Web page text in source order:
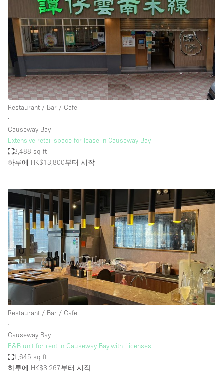
Restaurant / Bar / Cafe
∙
Causeway Bay
Extensive retail space for lease in Causeway Bay
3,488 sq ft
하루에 HK$13,800부터 시작
Restaurant / Bar / Cafe
∙
Causeway Bay
F&B unit for rent in Causeway Bay with Licenses
1,645 sq ft
하루에 HK$3,267부터 시작